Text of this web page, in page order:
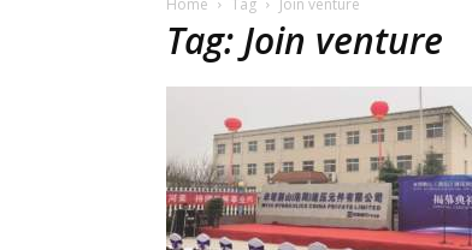
Home Tag Join venture
Tag: Join venture